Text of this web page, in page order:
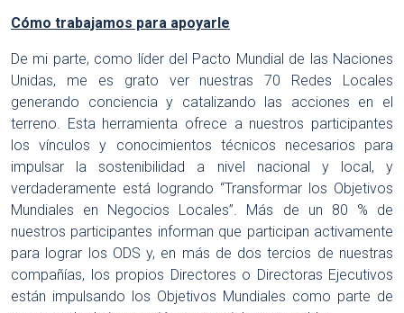
Cómo trabajamos para apoyarle
De mi parte, como líder del Pacto Mundial de las Naciones
Unidas, me es grato ver nuestras 70 Redes Locales
generando conciencia y catalizando las acciones en el
terreno. Esta herramienta ofrece a nuestros participantes
los vínculos y conocimientos técnicos necesarios para
impulsar la sostenibilidad a nivel nacional y local, y
verdaderamente está logrando “Transformar los Objetivos
Mundiales en Negocios Locales”. Más de un 80 % de
nuestros participantes informan que participan activamente
para lograr los ODS y, en más de dos tercios de nuestras
compañías, los propios Directores o Directoras Ejecutivos
están impulsando los Objetivos Mundiales como parte de